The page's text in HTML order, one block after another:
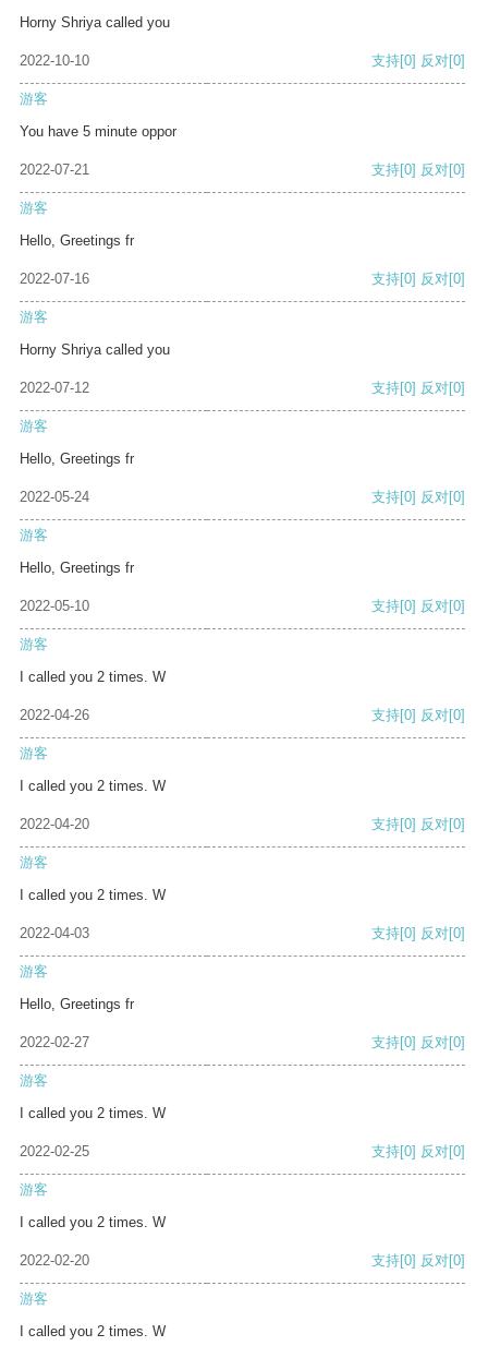
Horny Shriya called you
2022-10-10 支持[0] 反对[0]
游客
You have 5 minute oppor
2022-07-21 支持[0] 反对[0]
游客
Hello, Greetings fr
2022-07-16 支持[0] 反对[0]
游客
Horny Shriya called you
2022-07-12 支持[0] 反对[0]
游客
Hello, Greetings fr
2022-05-24 支持[0] 反对[0]
游客
Hello, Greetings fr
2022-05-10 支持[0] 反对[0]
游客
I called you 2 times. W
2022-04-26 支持[0] 反对[0]
游客
I called you 2 times. W
2022-04-20 支持[0] 反对[0]
游客
I called you 2 times. W
2022-04-03 支持[0] 反对[0]
游客
Hello, Greetings fr
2022-02-27 支持[0] 反对[0]
游客
I called you 2 times. W
2022-02-25 支持[0] 反对[0]
游客
I called you 2 times. W
2022-02-20 支持[0] 反对[0]
游客
I called you 2 times. W